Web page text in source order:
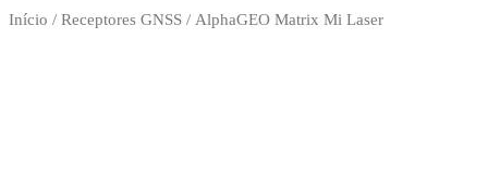
Início / Receptores GNSS / AlphaGEO Matrix Mi Laser